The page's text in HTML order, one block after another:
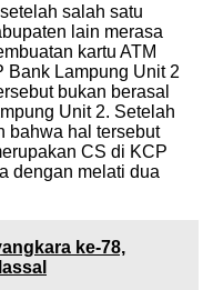
salah satu
lain merasa
kartu ATM
Bank Lampung Unit 2
bukan berasal
Unit 2. Setelah
bahwa hal tersebut
CS di KCP
dengan melati dua
ke-78,